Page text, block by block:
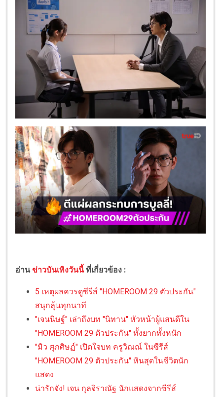
อ่านข่าวบันเทิงวันนี้ ที่เกี่ยวข้อง :
5 เหตุผลควรดูซีรีส์ "HOMEROOM 29 ตัวประกัน"
สนุกลุ้นทุกนาที
"เจนนิษฐ์" เล่าถึงบท "นิทาน" หัวหน้าผู้แสนดีใน
"HOMEROOM 29 ตัวประกัน" ทั้งยากทั้งหนัก
"มิว ศุภศิษฏ์" เปิดใจบท ครูวิณณ์ ในซีรีส์
"HOMEROOM 29 ตัวประกัน" หินสุดในชีวิตนัก
แสดง
น่ารักจัง! เจน กุลจิราณัฐ นักแสดงจากซีรีส์